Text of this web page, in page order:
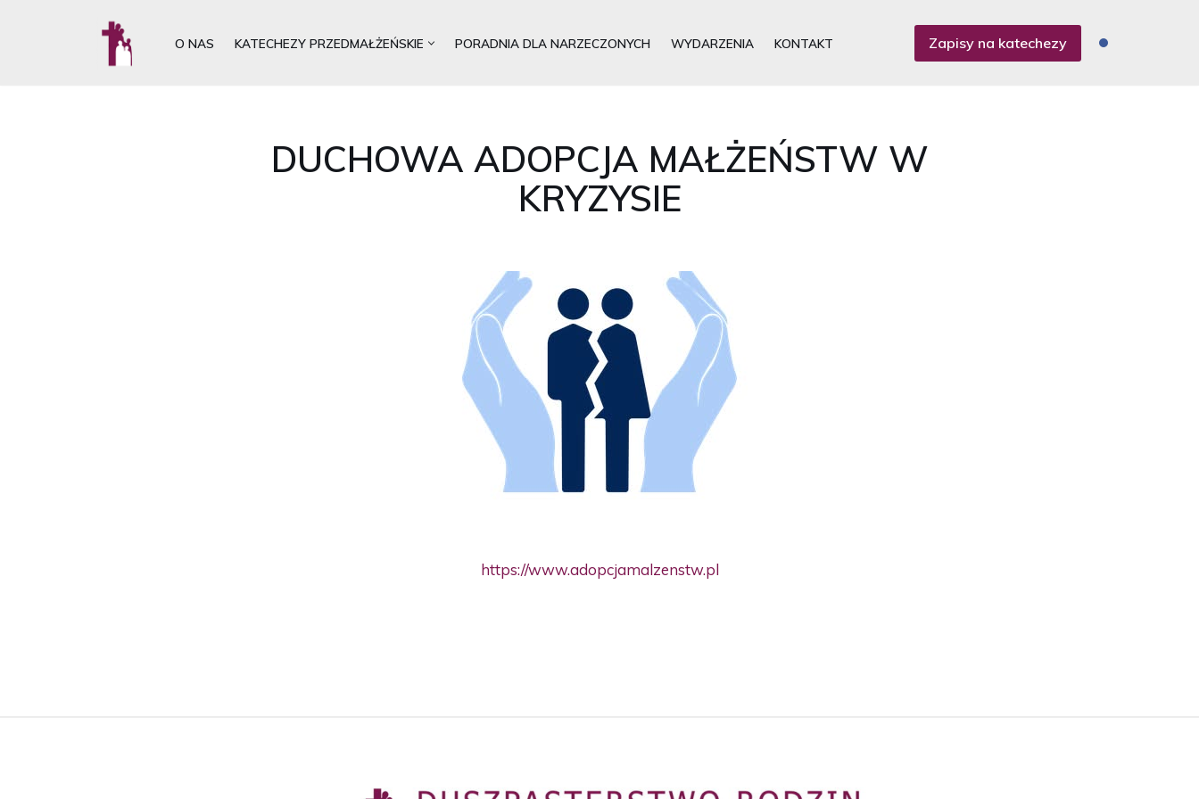
O NAS KATECHEZY PRZEDMAŁŻEŃSKIE PORADNIA DLA NARZECZONYCH WYDARZENIA KONTAKT Zapisy na katechezy
DUCHOWA ADOPCJA MAŁŻEŃSTW W
KRYZYSIE
https://www.adopcjamalzenstw.pl